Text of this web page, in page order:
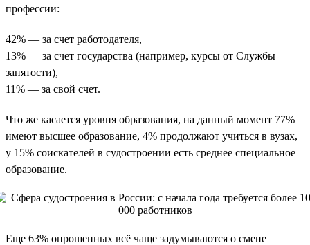
профессии:
42% — за счет работодателя,
13% — за счет государства (например, курсы от Службы
занятости),
11% — за свой счет.
Что же касается уровня образования, на данный момент 77%
имеют высшее образование, 4% продолжают учиться в вузах,
у 15% соискателей в судостроении есть среднее специальное
образование.
Еще 63% опрошенных всё чаще задумываются о смене